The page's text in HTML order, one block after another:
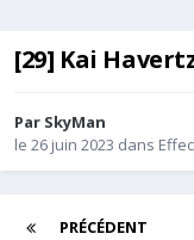
[29] Kai
Par SkyMan
le 26 juin 2023 dans
PRÉCÉDENT